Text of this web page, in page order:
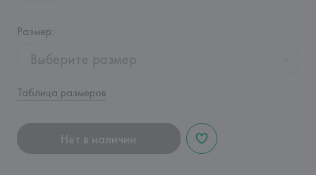
Размер:
Выберите размер
Таблица размеров
Нет в наличии